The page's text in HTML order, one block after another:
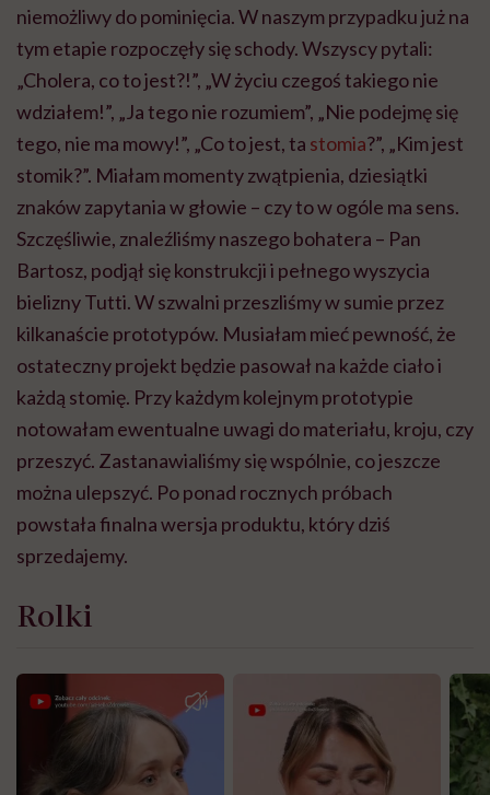
niemożliwy do pominięcia. W naszym przypadku już na
tym etapie rozpoczęły się schody. Wszyscy pytali:
„Cholera, co to jest?!”, „W życiu czegoś takiego nie
wdziałem!”, „Ja tego nie rozumiem”, „Nie podejmę się
tego, nie ma mowy!”, „Co to jest, ta stomia?”, „Kim jest
stomik?”. Miałam momenty zwątpienia, dziesiątki
znaków zapytania w głowie – czy to w ogóle ma sens.
Szczęśliwie, znaleźliśmy naszego bohatera – Pan
Bartosz, podjął się konstrukcji i pełnego wyszycia
bielizny Tutti. W szwalni przeszliśmy w sumie przez
kilkanaście prototypów. Musiałam mieć pewność, że
ostateczny projekt będzie pasował na każde ciało i
każdą stomię. Przy każdym kolejnym prototypie
notowałam ewentualne uwagi do materiału, kroju, czy
przeszyć. Zastanawialiśmy się wspólnie, co jeszcze
można ulepszyć. Po ponad rocznych próbach
powstała finalna wersja produktu, który dziś
sprzedajemy.
Rolki